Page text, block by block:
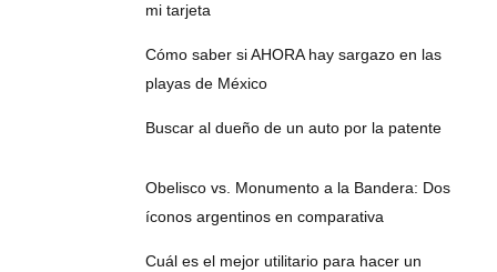
mi tarjeta
Cómo saber si AHORA hay sargazo en las
playas de México
Buscar al dueño de un auto por la patente
Obelisco vs. Monumento a la Bandera: Dos
íconos argentinos en comparativa
Cuál es el mejor utilitario para hacer un